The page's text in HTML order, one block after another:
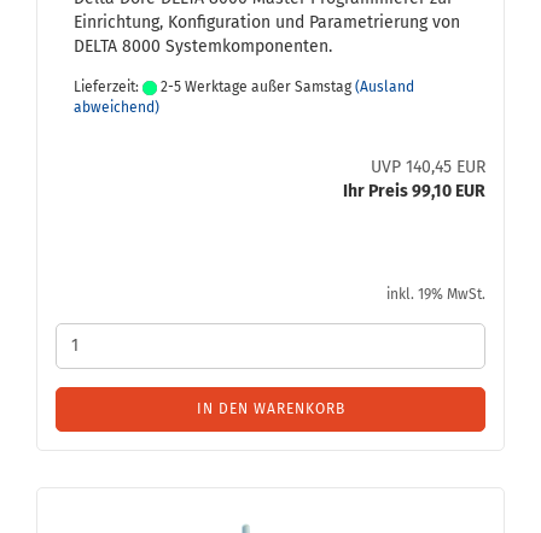
Ein­rich­tung, Kon­fi­gu­ra­ti­on und Pa­ra­me­trie­rung von
DELTA 8000 Sys­tem­kom­po­nen­ten.
Lieferzeit: 2-5 Werktage außer Samstag (Ausland
abweichend)
UVP 140,45 EUR
Ihr Preis 99,10 EUR
inkl. 19% MwSt.
IN DEN WARENKORB